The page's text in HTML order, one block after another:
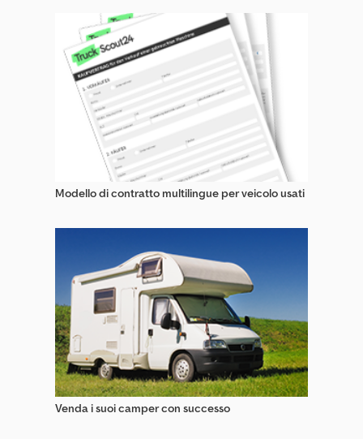
Semirimorchi Trasporto Legno
Semorimorchi Ribassati Per Macchine Da Costruzione
Telai Semirimorchio
Veicolo Da Manovra
Modello di contratto multilingue per veicolo usati
Venda i suoi camper con successo